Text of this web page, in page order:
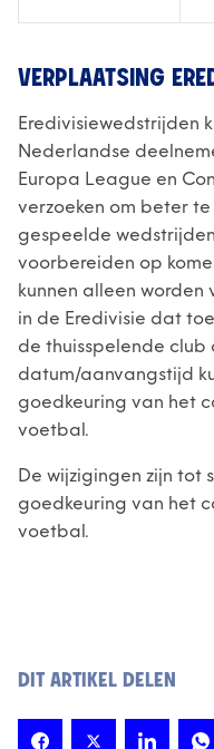
VERPLAATSING
Eredivisiewedstrijden
Nederlandse
Europa League en
verzoeken om beter
gespeelde
voorbereiden op
kunnen alleen
in de Eredivisie dat
de thuisspelende club
datum/aanvangstijd
goedkeuring van het
voetbal.
De wijzigingen zijn tot
goedkeuring van het
voetbal.
DIT ARTIKEL DELEN